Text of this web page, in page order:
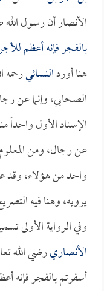
الأنصار أن رسول
بالفجر فإنه أعظم
هنا أوردالنسائيرحمه
الصحابي، وإنما عن
الإسناد الأول واحداً
عن رجال، ومن
واحد من هؤلاء، وقد
يرويه، وهنا فيه
وفي الرواية الأولى
الأنصاريرضي الله
أسفرتم بالفجر فإنه